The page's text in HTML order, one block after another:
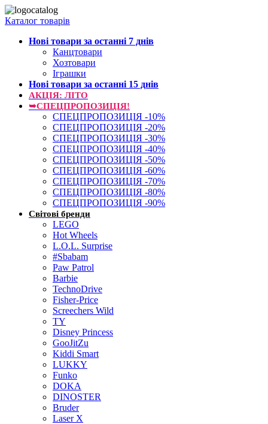
Каталог товарів
Нові товари за останнi 7 днiв
Канцтовари
Хозтовари
Іграшки
Нові товари за останнi 15 днiв
АКЦІЯ: ЛІТО
➥СПЕЦПРОПОЗИЦІЯ!
СПЕЦПРОПОЗИЦІЯ -10%
СПЕЦПРОПОЗИЦІЯ -20%
СПЕЦПРОПОЗИЦІЯ -30%
СПЕЦПРОПОЗИЦІЯ -40%
СПЕЦПРОПОЗИЦІЯ -50%
СПЕЦПРОПОЗИЦІЯ -60%
СПЕЦПРОПОЗИЦІЯ -70%
СПЕЦПРОПОЗИЦІЯ -80%
СПЕЦПРОПОЗИЦІЯ -90%
Світові бренди
LEGO
Hot Wheels
L.O.L. Surprise
#Sbabam
Paw Patrol
Barbie
TechnoDrive
Fisher-Price
Screechers Wild
TY
Disney Princess
GooJitZu
Kiddi Smart
LUKKY
Funko
DOKA
DINOSTER
Bruder
Laser X